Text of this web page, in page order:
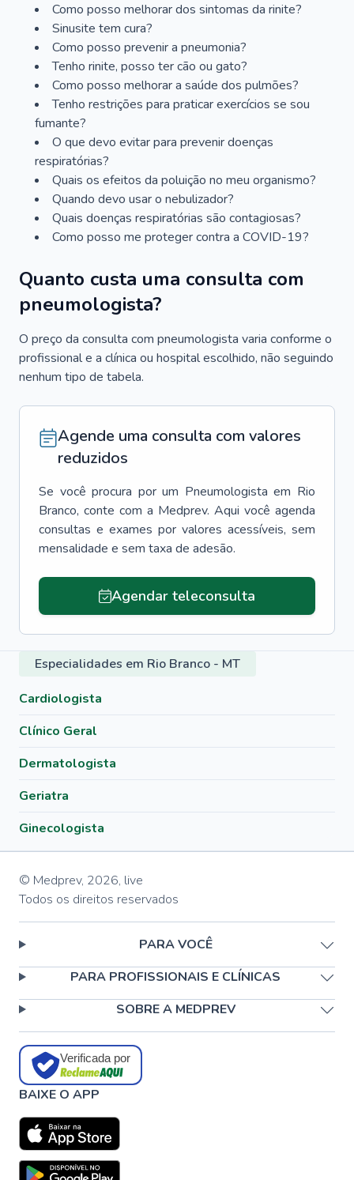
Como posso melhorar dos sintomas da rinite?
Sinusite tem cura?
Como posso prevenir a pneumonia?
Tenho rinite, posso ter cão ou gato?
Como posso melhorar a saúde dos pulmões?
Tenho restrições para praticar exercícios se sou
fumante?
O que devo evitar para prevenir doenças
respiratórias?
Quais os efeitos da poluição no meu organismo?
Quando devo usar o nebulizador?
Quais doenças respiratórias são contagiosas?
Como posso me proteger contra a COVID-19?
Quanto custa uma consulta com
pneumologista?
O preço da consulta com pneumologista varia conforme o
profissional e a clínica ou hospital escolhido, não seguindo
nenhum tipo de tabela.
Agende uma consulta com valores
reduzidos
Se você procura por um Pneumologista em Rio
Branco, conte com a Medprev. Aqui você agenda
consultas e exames por valores acessíveis, sem
mensalidade e sem taxa de adesão.
Agendar teleconsulta
Especialidades em Rio Branco - MT
Cardiologista
Clínico Geral
Dermatologista
Geriatra
Ginecologista
© Medprev, 2026, live
Todos os direitos reservados
PARA VOCÊ
PARA PROFISSIONAIS E CLÍNICAS
SOBRE A MEDPREV
Verificada por
BAIXE O APP